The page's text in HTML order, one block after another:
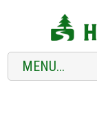
MENU...